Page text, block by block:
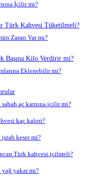
İçilir mi?
Türk Kahvesi Tüketilmeli?
Zararı Var mı?
Başına Kilo Verdirir mi?
Eklenebilir mi?
aç karnına içilir mi?
kaç kalori?
keser mi?
Türk kahvesi içilmeli?
yakar mı?